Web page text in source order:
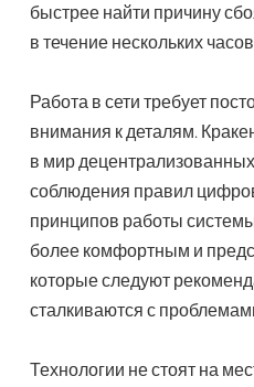
быстрее найти причину
в течение нескольких
Работа в сети требует
внимания к деталям.
в мир
соблюдения правил
принципов работы
более комфортным и
которые следуют
сталкиваются с
Технологии не стоят на